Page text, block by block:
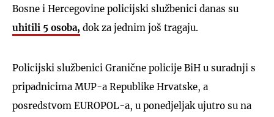
Bosne i Hercegovine policijski službenici danas su
uhitili 5 osoba, dok za jednim još tragaju.
Policijski službenici Granične policije BiH u suradnji s
pripadnicima MUP-a Republike Hrvatske, a
posredstvom EUROPOL-a, u ponedjeljak ujutro su na